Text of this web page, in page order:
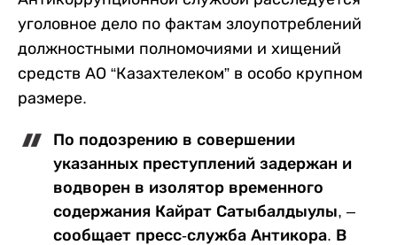
уголовное дело по фактам злоупотреблений
должностными полномочиями и хищений
средств АО “Казахтелеком” в особо крупном
размере.
По подозрению в совершении
указанных преступлений задержан и
водворен в изолятор временного
содержания Кайрат Сатыбалдыулы, –
сообщает пресс-служба Антикора. В